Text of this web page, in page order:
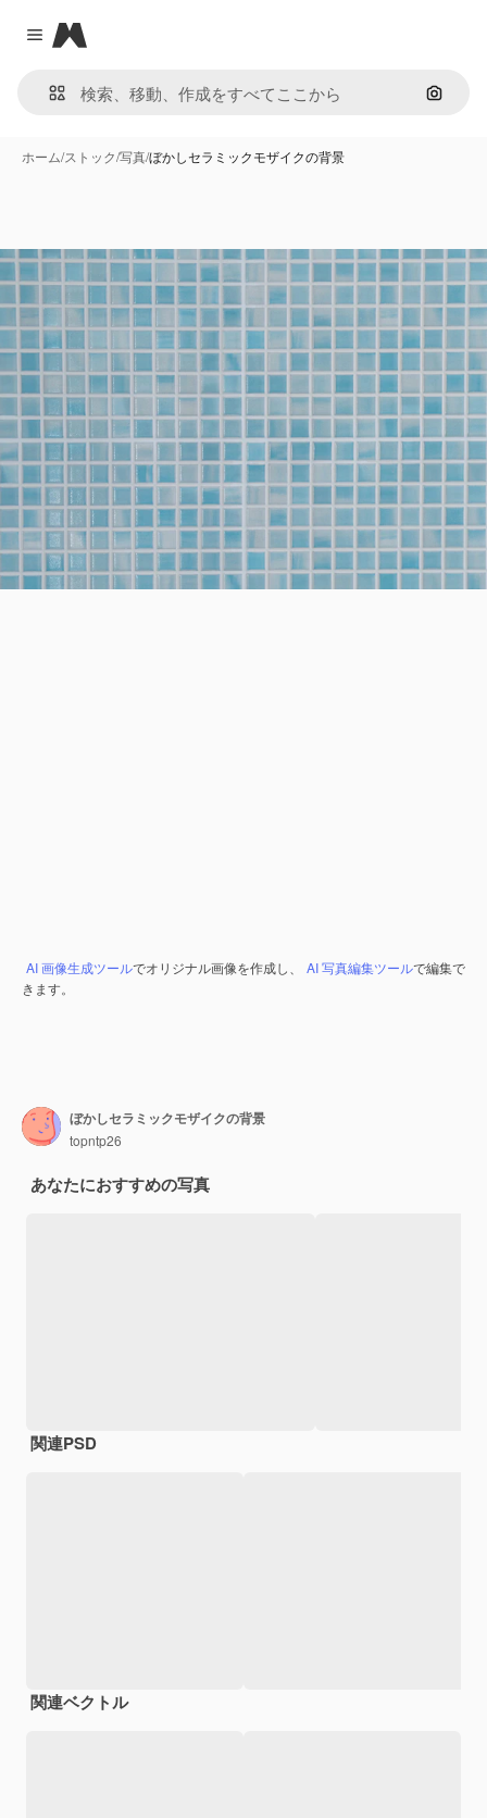
Close menu
Magnific
画像で
ホーム/ストック/写真/ぼかしセラミックモザイクの背景
AI 画像生成ツールでオリジナル画像を作成し、 AI 写真編集ツールで編集で
きます。
ぼかしセラミックモザイクの背景
topntp26
あなたにおすすめの写真
関連PSD
関連ベクトル